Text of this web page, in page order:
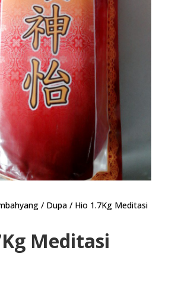
/ Dupa/ Hio 1.7Kg Meditasi
Meditasi